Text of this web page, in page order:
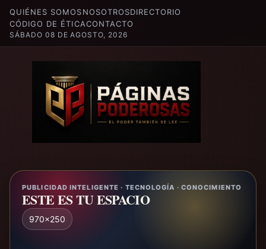
QUIÉNES SOMOSNOSOTROSDIRECTORIO
CÓDIGO DE ÉTICACONTACTO
SÁBADO 08 DE AGOSTO, 2026
PUBLICIDAD INTELIGENTE · TECNOLOGÍA · CONOCIMIENTO
ESTE ES TU ESPACIO
970x250